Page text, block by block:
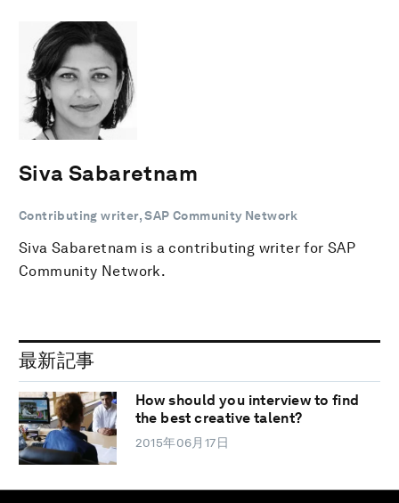
Siva Sabaretnam
Contributing writer, SAP Community Network
Siva Sabaretnam is a contributing writer for SAP
Community Network.
最新記事
How should you interview to find
the best creative talent?
2015年06月17日